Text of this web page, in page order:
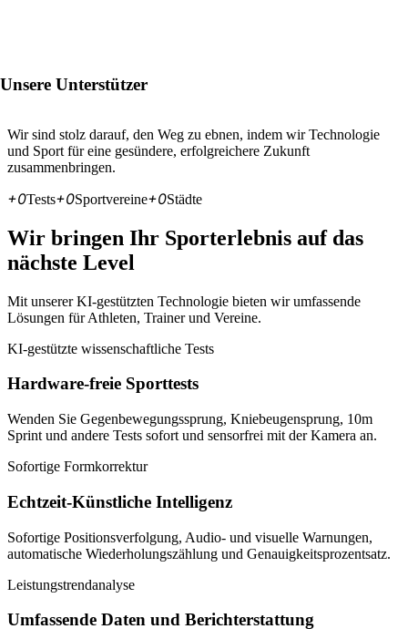
Unsere Unterstützer
Wir sind stolz darauf, den Weg zu ebnen, indem wir Technologie
und Sport für eine gesündere, erfolgreichere Zukunft
zusammenbringen.
+0Tests+0Sportvereine+0Städte
Wir bringen Ihr Sporterlebnis auf das
nächste Level
Mit unserer KI-gestützten Technologie bieten wir umfassende
Lösungen für Athleten, Trainer und Vereine.
KI-gestützte wissenschaftliche Tests
Hardware-freie Sporttests
Wenden Sie Gegenbewegungssprung, Kniebeugensprung, 10m
Sprint und andere Tests sofort und sensorfrei mit der Kamera an.
Sofortige Formkorrektur
Echtzeit-Künstliche Intelligenz
Sofortige Positionsverfolgung, Audio- und visuelle Warnungen,
automatische Wiederholungszählung und Genauigkeitsprozentsatz.
Leistungstrendanalyse
Umfassende Daten und Berichterstattung